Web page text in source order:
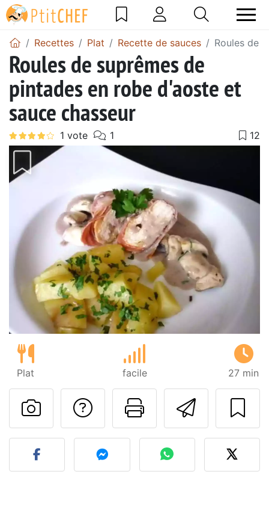
Recettes Plat Recette de sauces Roules de
Roules de suprêmes de
pintades en robe d'aoste et
sauce chasseur
Plat facile 27 min
Imprimer
Poser une
Publier votre photo de